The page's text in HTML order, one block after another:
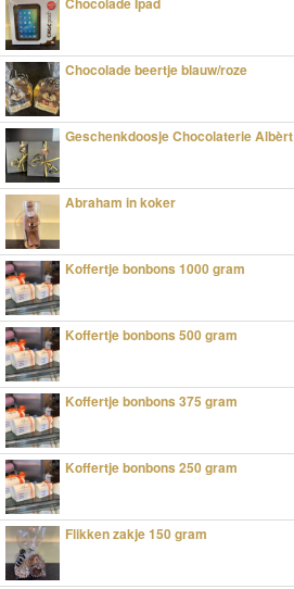
Chocolade beertje blauw/roze
Geschenkdoosje Chocolaterie Albèrt
Abraham in koker
Koffertje bonbons 1000 gram
Koffertje bonbons 500 gram
Koffertje bonbons 375 gram
Koffertje bonbons 250 gram
Flikken zakje 150 gram